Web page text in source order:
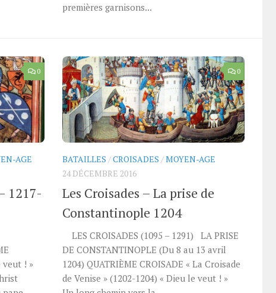
premières garnisons...
0
AGE
1217-
veut ! »
0
BATAILLES /CROISADES /MOYEN-AGE
24 DÉCEMBRE 2016
Les Croisades – La prise de
Constantinople 1204
LES CROISADES (1095 – 1291) LA PRISE
DE CONSTANTINOPLE (Du 8 au 13 avril
1204) QUATRIÈME CROISADE « La Croisade
de Venise » (1202-1204) « Dieu le veut ! »